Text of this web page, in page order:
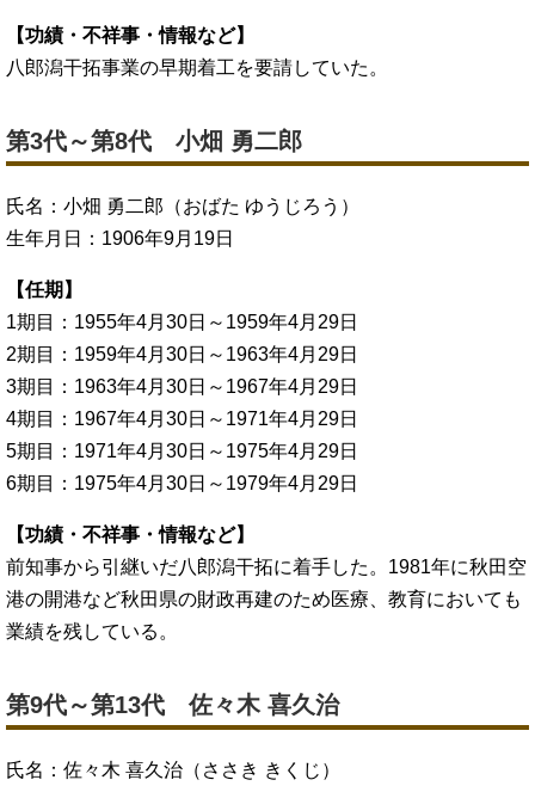
【功績・不祥事・情報など】
八郎潟干拓事業の早期着工を要請していた。
第3代～第8代 小畑 勇二郎
氏名：小畑 勇二郎（おばた ゆうじろう）
生年月日：1906年9月19日
【任期】
1期目：1955年4月30日～1959年4月29日
2期目：1959年4月30日～1963年4月29日
3期目：1963年4月30日～1967年4月29日
4期目：1967年4月30日～1971年4月29日
5期目：1971年4月30日～1975年4月29日
6期目：1975年4月30日～1979年4月29日
【功績・不祥事・情報など】
前知事から引継いだ八郎潟干拓に着手した。1981年に秋田空
港の開港など秋田県の財政再建のため医療、教育においても
業績を残している。
第9代～第13代 佐々木 喜久治
氏名：佐々木 喜久治（ささき きくじ）